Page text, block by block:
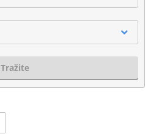
Tražite